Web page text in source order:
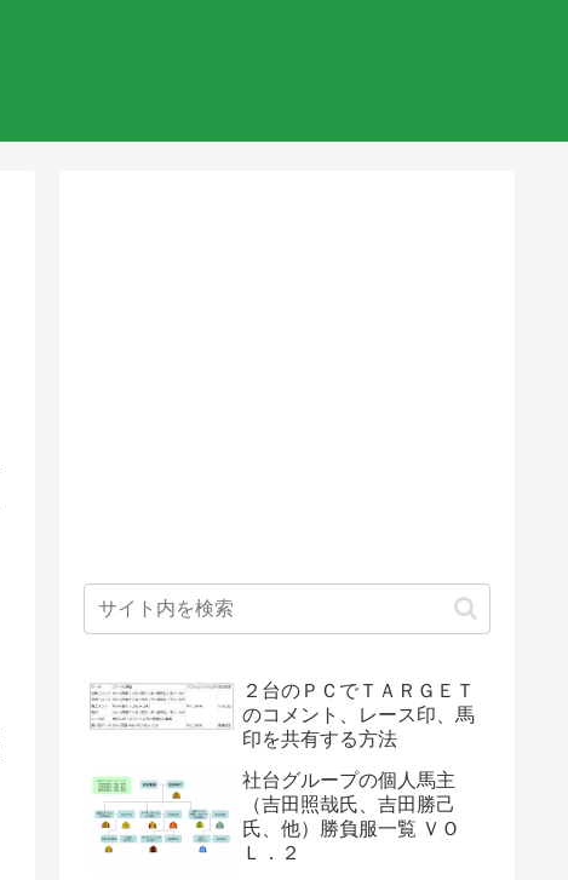
２台のＰＣでＴＡＲＧＥＴ
のコメント、レース印、馬
印を共有する方法
社台グループの個人馬主
（吉田照哉氏、吉田勝己
氏、他）勝負服一覧 ＶＯ
Ｌ．２